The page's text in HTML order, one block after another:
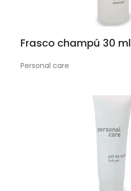
Frasco champú 30 ml
Personal care